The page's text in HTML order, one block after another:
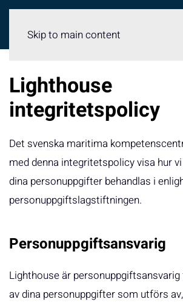
Skip to main content
Lighthouse
integritetspolicy
Det svenska maritima
med denna integritetspolicy visa hur
dina personuppgifter behandlas i
personuppgiftslagstiftningen.
Personuppgiftsansvarig
Lighthouse är
av dina personuppgifter som utförs